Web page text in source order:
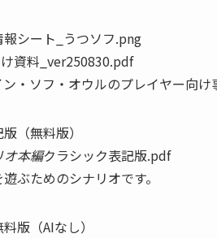
報シート_うつソフ.png
資料_ver250830.pdf
・ソフ・オウルのプレイヤー向
（無料版）
オ本編クラシック表記版.pdf
ぶためのシナリオです。
版（AIなし）